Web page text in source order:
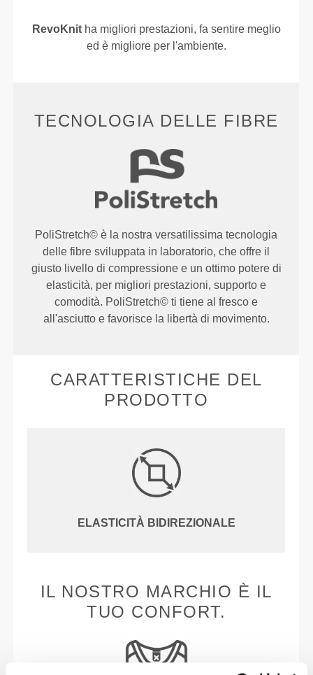
RevoKnitha migliori prestazioni, fa sentire meglio
ed è migliore per l'ambiente.
TECNOLOGIA DELLE FIBRE
PoliStretch© è la nostra versatilissima tecnologia
delle fibre sviluppata in laboratorio, che offre il
giusto livello di compressione e un ottimo potere di
elasticità, per migliori prestazioni, supporto e
comodità. PoliStretch© ti tiene al fresco e
all'asciutto e favorisce la libertà di movimento.
CARATTERISTICHE DEL
PRODOTTO
ELASTICITÀ BIDIREZIONALE
IL NOSTRO MARCHIO È IL
TUO CONFORT.